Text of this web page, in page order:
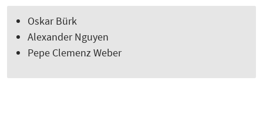
Oskar Bürk
Alexander Nguyen
Pepe Clemenz Weber